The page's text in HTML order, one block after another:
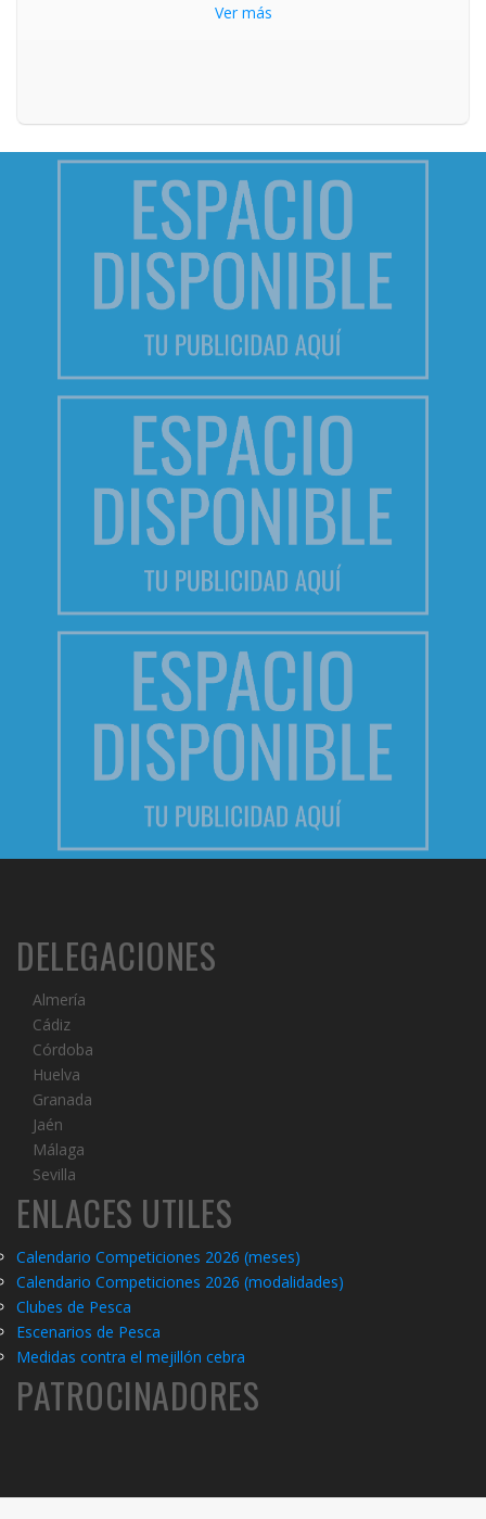
Ver más
DELEGACIONES
Almería
Cádiz
Córdoba
Huelva
Granada
Jaén
Málaga
Sevilla
ENLACES UTILES
Calendario Competiciones 2026 (meses)
Calendario Competiciones 2026 (modalidades)
Clubes de Pesca
Escenarios de Pesca
Medidas contra el mejillón cebra
PATROCINADORES